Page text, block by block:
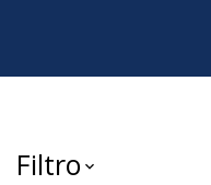
Filtro keyboard_arrow_down